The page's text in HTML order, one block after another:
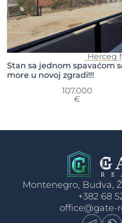
Herceg
Stan sa jednom spavaćom
more u novoj zgradi!!!
107.000
€
Montenegro, Budva,
+382 68
office@gate-